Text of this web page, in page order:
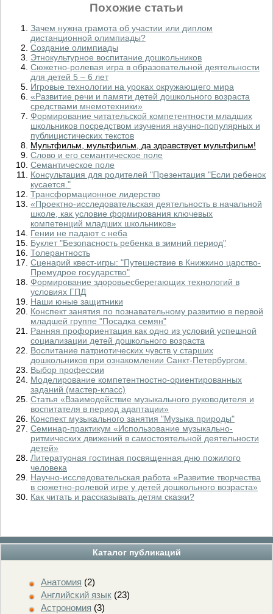
Каталог публикаций
Анатомия (2)
Английский язык(23)
Астрономия (3)
Похожие статьи
Зачем нужна грамота об участии или диплом
дистанционной олимпиады?
Создание олимпиады
Этнокультурное воспитание дошкольников
Сюжетно-ролевая игра в образовательной деятельности
для детей 5 – 6 лет
Игровые технологии на уроках окружающего мира
«Развитие речи и памяти детей дошкольного возраста
средствами мнемотехники»
Формирование читательской компетентности младших
школьников посредством изучения научно-популярных и
публицистических текстов
Мультфильм, мультфильм, да здравствует мультфильм!
Слово и его семантическое поле
Семантическое поле
Консультация для родителей "Презентация "Если ребенок
кусается."
Трансформационное лидерство
«Проектно-исследовательская деятельность в начальной
школе, как условие формирования ключевых
компетенций младших школьников»
Гении не падают с неба
Буклет "Безопасность ребенка в зимний период"
Толерантность
Сценарий квест-игры: "Путешествие в Книжкино царство-
Премудрое государство"
Формирование здоровьесберегающих технологий в
условиях ГПД
Наши юные защитники
Конспект занятия по познавательному развитию в первой
младшей группе "Посадка семян"
Ранняя профориентация как одно из условий успешной
социализации детей дошкольного возраста
Воспитание патриотических чувств у старших
дошкольников при ознакомлении Санкт-Петербургом.
Выбор профессии
Моделирование компетентностно-ориентированных
заданий (мастер-класс)
Статья «Взаимодействие музыкального руководителя и
воспитателя в период адаптации»
Конспект музыкального занятия "Музыка природы"
Семинар-практикум «Использование музыкально-
ритмических движений в самостоятельной деятельности
детей»
Литературная гостиная посвященная дню пожилого
человека
Научно-исследовательская работа «Развитие творчества
в сюжетно-ролевой игре у детей дошкольного возраста»
Как читать и рассказывать детям сказки?